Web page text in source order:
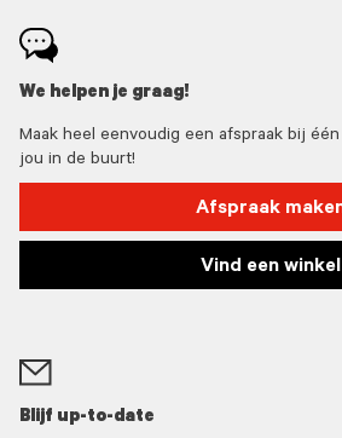
We helpen je graag!
Maak heel eenvoudig een afspraak bij
jou in de buurt!
Afspraak
Vind een winkel
Blijf up-to-date